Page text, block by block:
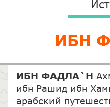
ИБН
ИБН ФАДЛА`Н
ибн Рашид ибн
арабский